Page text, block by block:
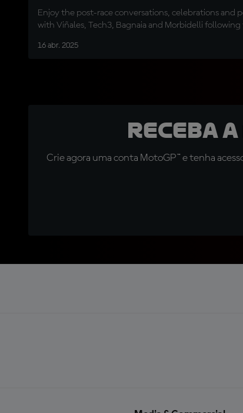
Enjoy the post-race conversations, celebrations and
with Viñales, Tech3, Bagnaia and Morbidelli following
16 abr. 2025
Receba
Crie agora uma conta MotoGP™ e tenha